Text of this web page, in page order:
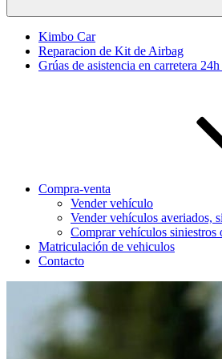
Kimbo Car
Reparacion de Kit de Airbag
Grúas de asistencia en carretera
Compra-venta
Vender vehículo
Vender vehículos averiados,
Comprar vehículos siniestros
Matriculación de vehiculos
Contacto